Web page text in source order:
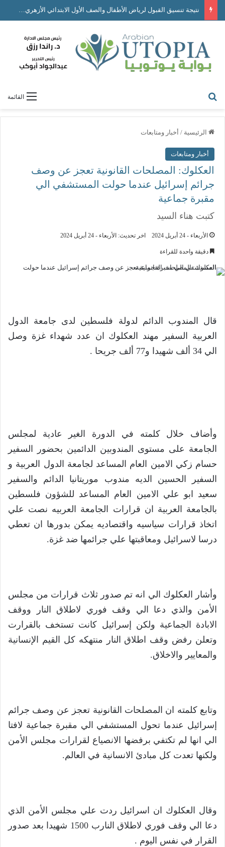
نتيجة تنسيق القبول لرياض الأطفال والصف الأول الابتدائي الأزهري| متاحة الآن
القائمة
الرئيسية / أخبار ومتابعات
أخبار ومتابعات
العكلوك: المصلحات القانونية تعجز عن وصف
جرائم إسرائيل عندما حولت المستشفي الي
مقبرة جماعية
كتبت هناء السيد
الأربعاء - 24 أبريل 2024 اخر تحديث: الأربعاء - 24 أبريل 2024
دقيقة واحدة للقراءة
قال المندوب الدائم لدولة فلسطين لدى جامعة الدول
العربية السفير مهند العكلوك ان عدد شهداء غزة وصل
الي 34 ألف شهيدا و77 ألف جريحا .
وأضاف خلال كلمته في الدورة الغير عادية لمجلس
الجامعة على مستوى المندوبين الدائمين بحضور السفير
حسام زكي الامين العام المساعد لجامعة الدول العربية و
السفير الحسين الديه مندوب موريتانيا الدائم والسفير
سعيد ابو علي الامين العام المساعد للشؤون فلسطين
بالجامعة العربية ان قرارات الجامعة العربيه نصت علي
اتخاذ قرارات سياسيه واقتصاديه يمكن بدورها ان تعطي
درسا لاسرائيل ومعاقبتها علي جرائمها ضد غزة.
وأشار العكلوك الي انه تم صدور ثلاث قرارات من مجلس
الأمن والذي دعا الي وقف فوري لاطلاق النار ووقف
الابادة الجماعية ولكن إسرائيل كانت تستخف بالقرارت
وتعلن رفض وقف اطلاق النار منتهكه كل القيم الإنسانية
والمعايير والاخلاق.
وتابع كلمته ان المصلحات القانونية تعجز عن وصف جرائم
إسرائيل عندما تحول المستشفي الي مقبرة جماعية لافتا
الي انها لم تكتفي برفضها الانصياع لقرارات مجلس الأمن
ولكنها تعدت كل مبادئ الانسانية في العالم.
وقال العكلوك ان اسرائيل ردت علي مجلس الأمن الذي
دعا الي وقف فوري لاطلاق النارب 1500 شهيدا بعد صدور
القرار في نفس اليوم .